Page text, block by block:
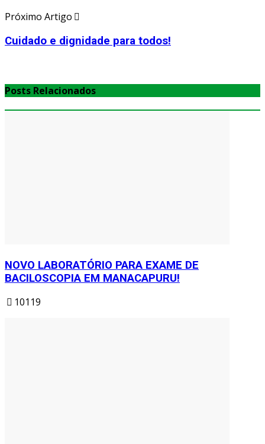
Próximo Artigo
Cuidado e dignidade para todos!
Posts Relacionados
NOVO LABORATÓRIO PARA EXAME DE
BACILOSCOPIA EM MANACAPURU!
10119